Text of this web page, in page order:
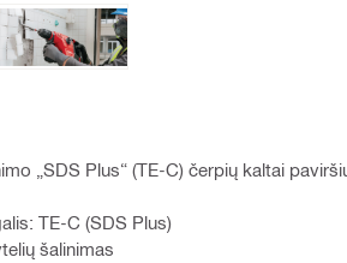
„SDS Plus“ (TE-C) čerpių kaltai
TE-C (SDS Plus)
šalinimas